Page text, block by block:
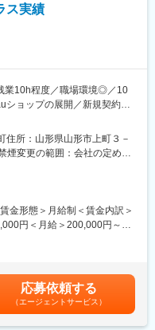
繋がる営業スタイルです。
の一つです。「働くみんな
ローガンに社員の満足度UP
先輩を指導者として任命す
います。
の大切なお車の販売、納車
フターサービスによって、
い絆を紡いていくことで、
ダーや育成担当を目指すこ
ス実績
10h程度／職場環境◎／10
ョップの展開／新規契約件
手続き
念、お客様との接し方、携帯
んどが未経験から入社してお
として働いていた方もおり
ご入社いただけます。
住所：山形県山形市上町３－
煙変更の範囲：会社の定める
金形態＞月給制＜賃金内訳＞
円＜月給＞200,000円～
くまでも目安の金額であ
ります。月給(月額)は固定手
応募依頼する
（エージェントサービス）